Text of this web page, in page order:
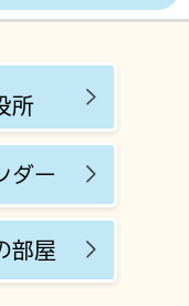
らせ
業
1日更新）
New!
New!
所
ダー
部屋